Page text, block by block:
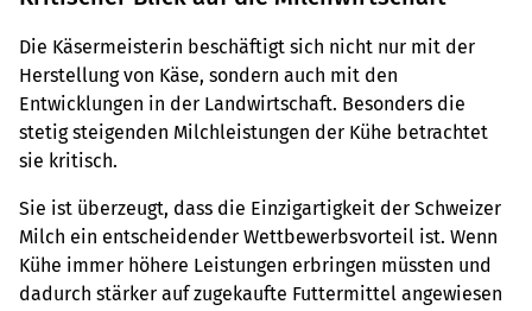
Die Käsermeisterin beschäftigt sich nicht nur mit der
Herstellung von Käse, sondern auch mit den
Entwicklungen in der Landwirtschaft. Besonders die
stetig steigenden Milchleistungen der Kühe betrachtet
sie kritisch.
Sie ist überzeugt, dass die Einzigartigkeit der Schweizer
Milch ein entscheidender Wettbewerbsvorteil ist. Wenn
Kühe immer höhere Leistungen erbringen müssten und
dadurch stärker auf zugekaufte Futtermittel angewiesen